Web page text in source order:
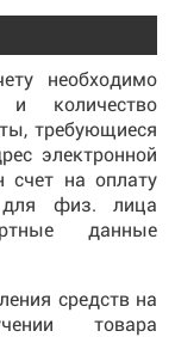
необходимо
количество
требующиеся
электронной
счет на оплату
для физ. лица
данные
средств на
товара